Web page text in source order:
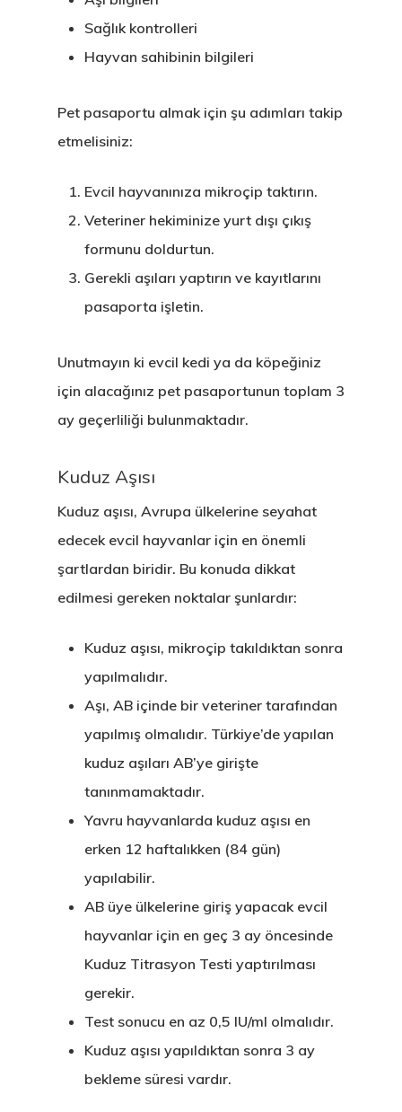
Sağlık kontrolleri
Hayvan sahibinin bilgileri
Pet pasaportu almak için şu adımları takip
etmelisiniz:
Evcil hayvanınıza mikroçip taktırın.
Veteriner hekiminize yurt dışı çıkış
formunu doldurtun.
Gerekli aşıları yaptırın ve kayıtlarını
pasaporta işletin.
Unutmayın ki evcil kedi ya da köpeğiniz
için alacağınız pet pasaportunun toplam 3
ay geçerliliği bulunmaktadır.
Kuduz Aşısı
Kuduz aşısı, Avrupa ülkelerine seyahat
edecek evcil hayvanlar için en önemli
şartlardan biridir. Bu konuda dikkat
edilmesi gereken noktalar şunlardır:
Kuduz aşısı, mikroçip takıldıktan sonra
yapılmalıdır.
Aşı, AB içinde bir veteriner tarafından
yapılmış olmalıdır. Türkiye’de yapılan
kuduz aşıları AB’ye girişte
tanınmamaktadır.
Yavru hayvanlarda kuduz aşısı en
erken 12 haftalıkken (84 gün)
yapılabilir.
AB üye ülkelerine giriş yapacak evcil
hayvanlar için en geç 3 ay öncesinde
Kuduz Titrasyon Testi yaptırılması
gerekir.
Test sonucu en az 0,5 IU/ml olmalıdır.
Kuduz aşısı yapıldıktan sonra 3 ay
bekleme süresi vardır.